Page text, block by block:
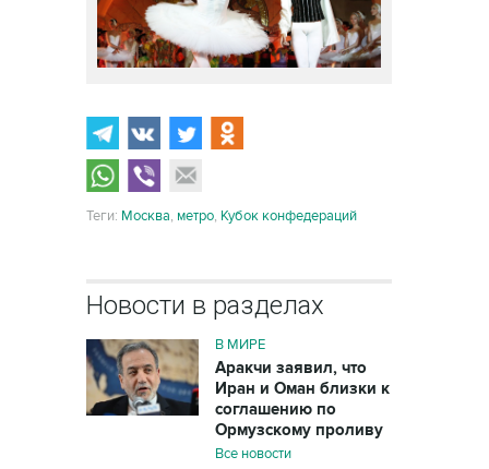
Теги: Москва, метро, Кубок конфедераций
Новости в разделах
В МИРЕ
Аракчи заявил, что
Иран и Оман близки к
соглашению по
Ормузскому проливу
Все новости